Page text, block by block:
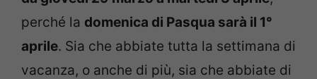
perché la domenica di Pasqua sarà il 1°
aprile. Sia che abbiate tutta la settimana di
vacanza, o anche di più, sia che abbiate di